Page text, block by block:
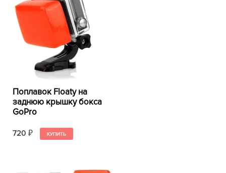
Поплавок Floaty на
заднюю крышку бокса
GoPro
720 ₽